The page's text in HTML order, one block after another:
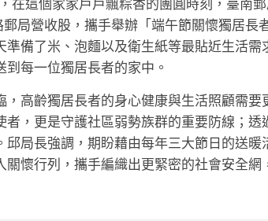
局營收股，攜手舉辦「端午節關懷獨居長
備了米、泡麵以及衛生紙等最貼近生活需
每一位獨居長者的家中。
高齡獨居長者的身心健康與生活照顧需要
，更是守護社區弱勢族群的重要防線；透
局長強調，期盼藉由每年三大節日的送暖
懷行列，攜手編織出更緊密的社會安全網